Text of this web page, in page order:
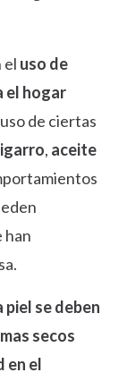
el uso de
el hogar
de ciertas
, aceite
han
se deben
secos
en el